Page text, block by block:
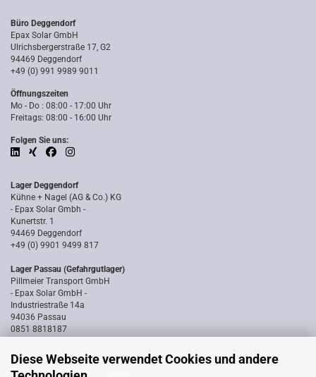
Diese Webseite verwendet Cookies und andere
Büro Deggendorf
Epax Solar GmbH
Ulrichsbergerstraße 17, G2
94469 Deggendorf
+49 (0) 991 9989 9011
Öffnungszeiten
Mo - Do : 08:00 - 17:00 Uhr
Freitags: 08:00 - 16:00 Uhr
Folgen Sie uns:
Lager Deggendorf
Kühne + Nagel (AG & Co.) KG
- Epax Solar Gmbh -
Kunertstr. 1
94469 Deggendorf
+49 (0) 9901 9499 817
Lager Passau (Gefahrgutlager)
Pillmeier Transport GmbH
- Epax Solar GmbH -
Industriestraße 14a
94036 Passau
0851 8818187